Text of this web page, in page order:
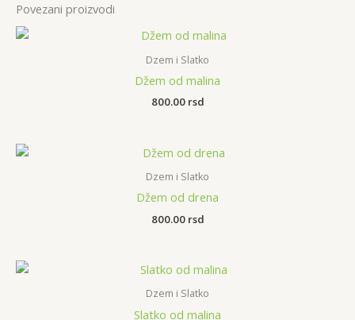
Povezani proizvodi
Dzem i Slatko
Džem od malina
800.00 rsd
Dzem i Slatko
Džem od drena
800.00 rsd
Dzem i Slatko
Slatko od malina